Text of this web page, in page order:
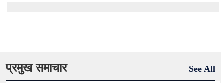
प्रमुख समाचार See All